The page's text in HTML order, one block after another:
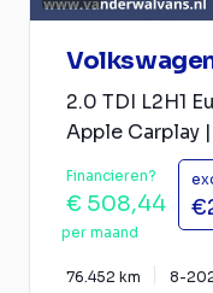
2.0 TDI L2H1
Apple Carplay |
Financieren?
€ 508,44
per maand
76.452 km 8-